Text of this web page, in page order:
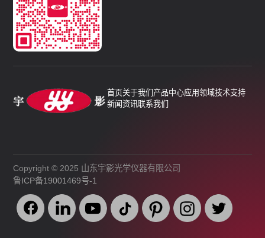
首页关于我们 产品中心应用领域技术支持
新闻资讯联系我们
Copyright © 2025 山东宇影光学仪器有限公司
鲁ICP备19001469号-1